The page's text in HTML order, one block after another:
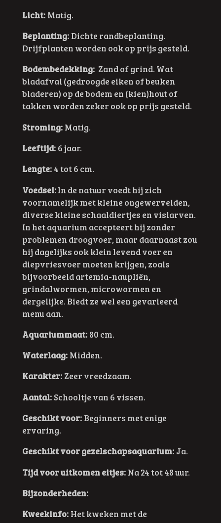
Licht:Matig.
Beplanting:Dichte randbeplanting.
Drijfplanten worden ook op prijs gesteld.
Bodembedekking:Zand of grind. Wat
bladafval (gedroogde eiken of beuken
bladeren) op de bodem en (kien)hout of
takken worden zeker ook op prijs gesteld.
Stroming:Matig.
Leeftijd:6 jaar.
Lengte:4 tot 6 cm.
Voedsel:In de natuur voedt hij zich
voornamelijk met kleine ongewervelden,
diverse kleine schaaldiertjes en vislarven.
In het aquarium accepteert hij zonder
problemen droogvoer, maar daarnaast zou
hij dagelijks ook klein levend voer en
diepvriesvoer moeten krijgen, zoals
bijvoorbeeld artemia-naupliën,
grindalwormen, microwormen en
dergelijke. Biedt ze wel een gevarieerd
menu aan.
Aquariummaat:80 cm.
Waterlaag: Midden.
Karakter: Zeer vreedzaam.
Aantal:Schooltje van 6 vissen.
Geschikt voor: Beginners met enige
ervaring.
Geschikt voor gezelschapsaquarium:Ja.
Tijd voor uitkomen eitjes: Na 24 tot 48 uur.
Bijzonderheden:
Kweekinfo: Het kweken met de